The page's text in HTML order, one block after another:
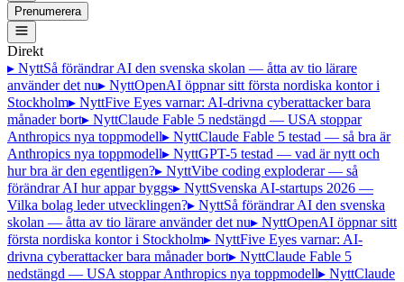
Prenumerera
Direkt
▸ NyttSå förändrar AI den svenska skolan — åtta av tio lärare
använder det nu▸ NyttOpenAI öppnar sitt första nordiska kontor i
Stockholm▸ NyttFive Eyes varnar: AI-drivna cyberattacker bara
månader bort▸ NyttClaude Fable 5 nedstängd — USA stoppar
Anthropics nya toppmodell▸ NyttClaude Fable 5 testad — så bra är
Anthropics nya toppmodell▸ NyttGPT-5 testad — vad är nytt och
hur bra är den egentligen?▸ NyttVibe coding exploderar — så
förändrar AI hur appar byggs▸ NyttSvenska AI-startups 2026 —
Vilka bolag leder utvecklingen?▸ NyttSå förändrar AI den svenska
skolan — åtta av tio lärare använder det nu▸ NyttOpenAI öppnar sitt
första nordiska kontor i Stockholm▸ NyttFive Eyes varnar: AI-
drivna cyberattacker bara månader bort▸ NyttClaude Fable 5
nedstängd — USA stoppar Anthropics nya toppmodell▸ NyttClaude